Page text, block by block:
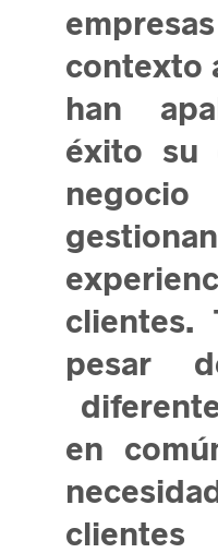
contexto
han
éxito su
clientes.
pesar
en